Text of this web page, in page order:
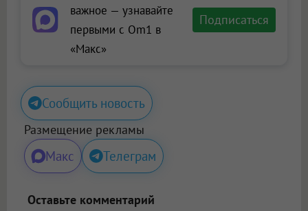
важное — узнавайте
первыми с Om1 в
«Макс»
Подписаться
Сообщить новость
Размещение рекламы
Макс Телеграм
Оставьте комментарий